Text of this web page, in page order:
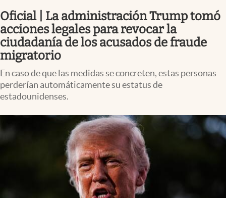
Espiritual
Streaming
PC y mobile
Lifestyle
Oficial | La administración Trump tomó
acciones legales para revocar la
ciudadanía de los acusados de fraude
migratorio
En caso de que las medidas se concreten, estas personas
perderían automáticamente su estatus de
estadounidenses.